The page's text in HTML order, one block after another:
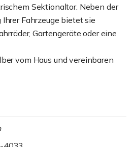
Sektionaltor. Neben der
Fahrzeuge bietet sie
Gartengeräte oder eine
vom Haus und vereinbaren